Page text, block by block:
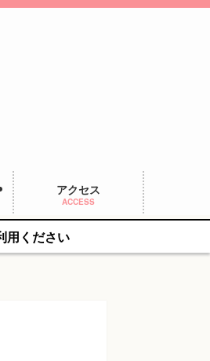
アクセス
ACCESS